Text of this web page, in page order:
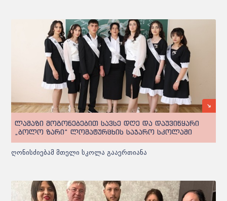
ლამაზი მოგონებებით სავსე დღე და დაუვიწყარი
„ბოლო ზარი“ ლომატურცხის საჯარო სკოლაში
ღონისძიებამ მთელი სკოლა გააერთიანა